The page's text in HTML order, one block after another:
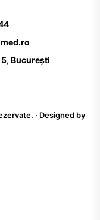
București
· Designed by